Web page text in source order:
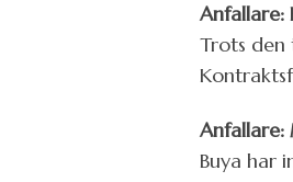
Anfallare:
Trots den
Anfallare:
Buya har